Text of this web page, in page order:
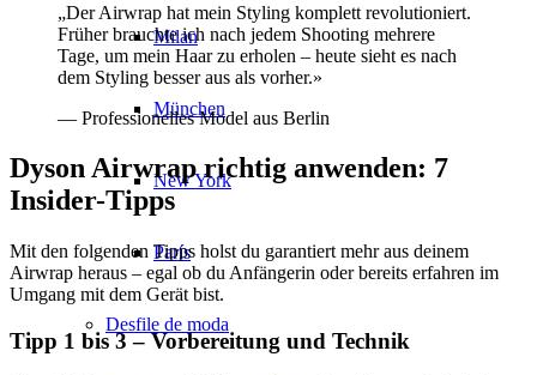
Milan
München
New York
París
Desfile de moda
„Der Airwrap hat mein Styling komplett revolutioniert.
Früher brauchte ich nach jedem Shooting mehrere
Tage, um mein Haar zu erholen – heute sieht es nach
dem Styling besser aus als vorher.»
— Professionelles Model aus Berlin
Dyson Airwrap richtig anwenden: 7
Insider-Tipps
Mit den folgenden Tipps holst du garantiert mehr aus deinem
Airwrap heraus – egal ob du Anfängerin oder bereits erfahren im
Umgang mit dem Gerät bist.
Tipp 1 bis 3 – Vorbereitung und Technik